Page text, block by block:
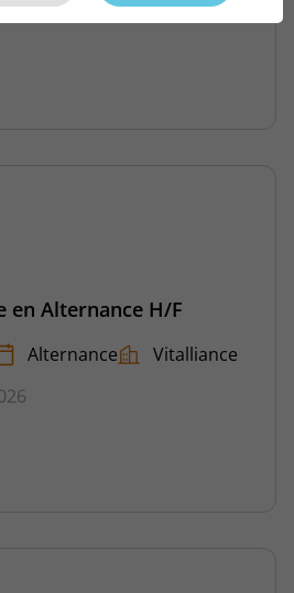
en Alternance H/F
Alternance
Vitalliance